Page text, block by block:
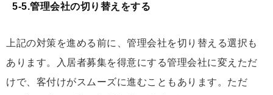
5-5.管理会社の切り替えをする
上記の対策を進める前に、管理会社を切り替える選択も
あります。入居者募集を得意にする管理会社に変えただ
けで、客付けがスムーズに進むこともあります。ただ